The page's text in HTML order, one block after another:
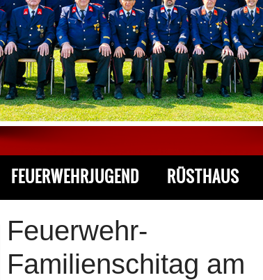
FEUERWEHRJUGEND RÜSTHAUS
Feuerwehr-
Familienschitag am